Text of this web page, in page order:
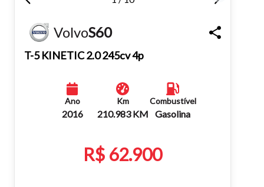
VolvoS60
T-5 KINETIC 2.0 245cv 4p
Ano
2016
Km
210.983 KM
Combustível
Gasolina
R$ 62.900